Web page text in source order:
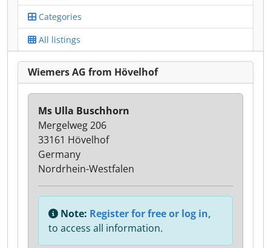
Categories
All listings
Wiemers AG from Hövelhof
Ms Ulla Buschhorn
Mergelweg 206
33161 Hövelhof
Germany
Nordrhein-Westfalen
Note: Register for free or log in,
to access all information.